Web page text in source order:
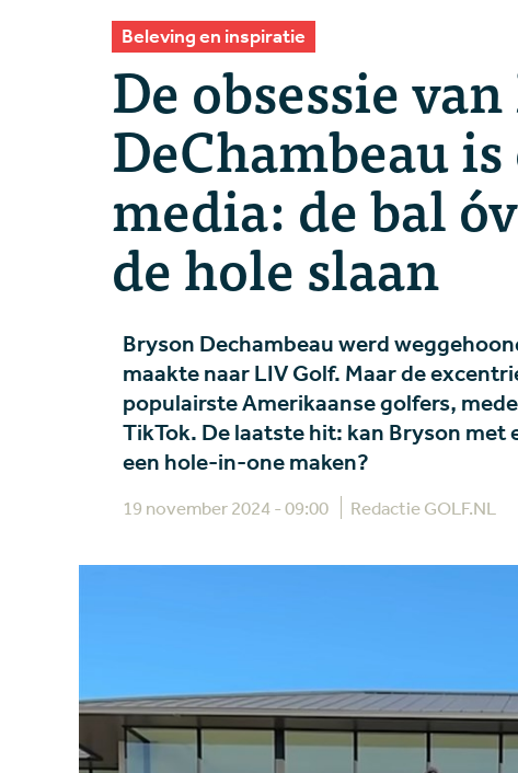
Beleving en inspiratie
De obsessie
DeChambeau
media: de bal
de hole slaan
Bryson Dechambeau werd
maakte naar LIV Golf. Maar de
populairste Amerikaanse golfers,
TikTok. De laatste hit: kan Bryson met
een hole-in-one maken?
19 november 2024 - 09:00 Redactie GOLF.NL